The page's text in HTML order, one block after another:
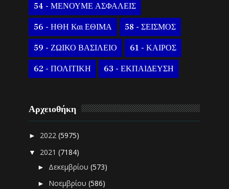
54 - ΜΕΝΟΥΜΕ ΑΣΦΑΛΕΙΣ
56 - ΗΘΗ Και ΕΘΙΜΑ 58 - ΣΕΙΣΜΟΣ
59 - ΖΩΙΚΟ ΒΑΣΙΛΕΙΟ 61 - ΚΑΙΡΟΣ
62 - ΠΟΛΙΤΙΚΗ 63 - ΕΚΠΑΙΔΕΥΣΗ
Αρχειοθήκη
► 2022(5975)
▼ 2021(7184)
► Δεκεμβρίου(573)
► Νοεμβρίου(586)